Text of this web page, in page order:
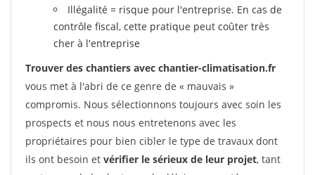
Illégalité = risque pour l'entreprise. En cas de
contrôle fiscal, cette pratique peut coûter très
cher à l'entreprise
Trouver des chantiers avec chantier-climatisation.fr
vous met à l'abri de ce genre de « mauvais »
compromis. Nous sélectionnons toujours avec soin les
prospects et nous nous entretenons avec les
propriétaires pour bien cibler le type de travaux dont
ils ont besoin et vérifier le sérieux de leur projet, tant